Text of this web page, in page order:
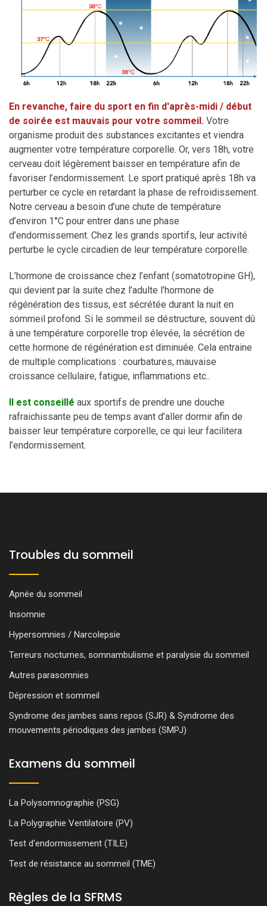
En revanche, faire du sport en fin d'après-midi / début
de soirée est mauvais pour votre sommeil. Votre
organisme produit des substances excitantes et viendra
augmenter votre température corporelle. Or, vers 18h, votre
cerveau doit légèrement baisser en température afin de
favoriser l’endormissement. Le sport pratiqué après 18h va
perturber ce cycle en retardant la phase de refroidissement.
Notre cerveau a besoin d’une chute de température
d’environ 1°C pour entrer dans une phase
d’endormissement. Chez les grands sportifs, leur activité
perturbe le cycle circadien de leur température corporelle.
L’hormone de croissance chez l’enfant (somatotropine GH),
qui devient par la suite chez l’adulte l’hormone de
régénération des tissus, est sécrétée durant la nuit en
sommeil profond. Si le sommeil se déstructure, souvent dû
à une température corporelle trop élevée, la sécrétion de
cette hormone de régénération est diminuée. Cela entraine
de multiple complications : courbatures, mauvaise
croissance cellulaire, fatigue, inflammations etc..
Il est conseillé aux sportifs de prendre une douche
rafraichissante peu de temps avant d’aller dormir afin de
baisser leur température corporelle, ce qui leur facilitera
l’endormissement.
Troubles du sommeil
Apnée du sommeil
Insomnie
Hypersomnies / Narcolepsie
Terreurs nocturnes, somnambulisme et paralysie du sommeil
Autres parasomnies
Dépression et sommeil
Syndrome des jambes sans repos (SJR) & Syndrome des
mouvements périodiques des jambes (SMPJ)
Examens du sommeil
La Polysomnographie (PSG)
La Polygraphie Ventilatoire (PV)
Test d'endormissement (TILE)
Test de résistance au sommeil (TME)
Règles de la SFRMS